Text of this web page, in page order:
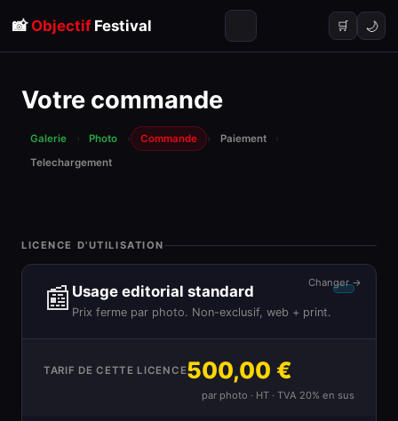
📸 ObjectifFestival 🛒 🌙
Votre commande
Galerie › Photo › Commande › Paiement
›
Telechargement
LICENCE D'UTILISATION
📰 Usage editorial standard
Prix ferme par photo. Non-exclusif, web + print.
Changer →
TARIF DE CETTE LICENCE500,00 €
par photo · HT · TVA 20% en sus